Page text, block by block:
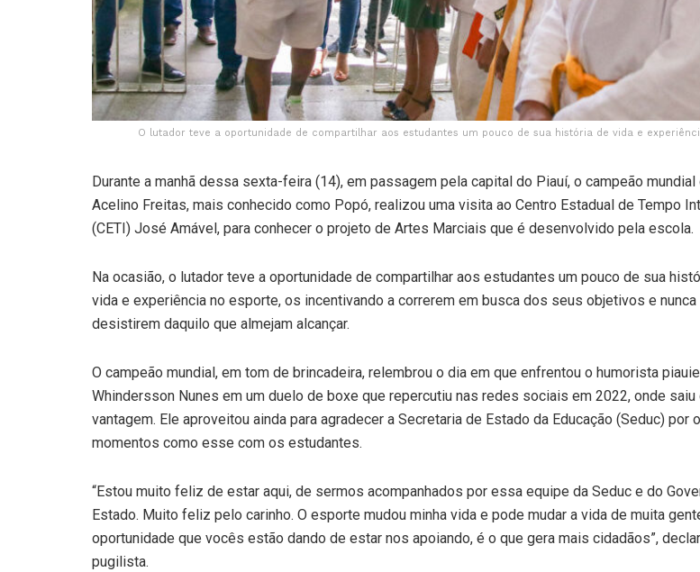
O lutador teve a oportunidade de compartilhar aos estudantes um pouco de sua história de vida e
Durante a manhã dessa sexta-feira (14), em passagem pela capital do Piauí, o campeão mundial
Acelino Freitas, mais conhecido como Popó, realizou uma visita ao Centro Estadual de Tempo
(CETI) José Amável, para conhecer o projeto de Artes Marciais que é desenvolvido pela escola.
Na ocasião, o lutador teve a oportunidade de compartilhar aos estudantes um pouco de sua
vida e experiência no esporte, os incentivando a correrem em busca dos seus objetivos e nunca
desistirem daquilo que almejam alcançar.
O campeão mundial, em tom de brincadeira, relembrou o dia em que enfrentou o humorista
Whindersson Nunes em um duelo de boxe que repercutiu nas redes sociais em 2022, onde saiu
vantagem. Ele aproveitou ainda para agradecer a Secretaria de Estado da Educação (Seduc) por
momentos como esse com os estudantes.
“Estou muito feliz de estar aqui, de sermos acompanhados por essa equipe da Seduc e do
Estado. Muito feliz pelo carinho. O esporte mudou minha vida e pode mudar a vida de muita
oportunidade que vocês estão dando de estar nos apoiando, é o que gera mais cidadãos”,
pugilista.